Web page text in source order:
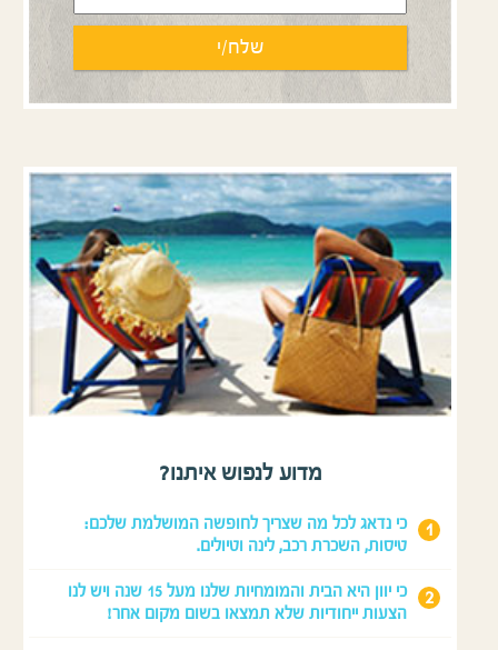
מדוע לנפוש איתנו?
כי נדאג לכל מה שצריך לחופשה המושלמת שלכם:
טיסות, השכרת רכב, לינה וטיולים.
כי יוון היא הבית והמומחיות שלנו מעל 15 שנה ויש לנו
הצעות ייחודיות שלא תמצאו בשום מקום אחר!